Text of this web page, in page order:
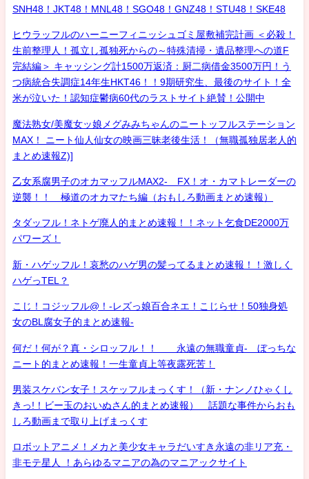
SNH48！JKT48！MNL48！SGO48！GNZ48！STU48！SKE48
ヒウラッフルのハーニーフィニッシュゴミ屋敷補完計画 ＜必殺！
生前整理人！孤立し孤独死からの～特殊清掃・遺品整理への道F
完結編＞ キャッシング計1500万返済：厨二病借金3500万円！う
つ病統合失調症14年生HKT46！！9期研究生、最後のサイト！全
米が泣いた！認知症鬱病60代のラストサイト絶賛！公開中
魔法熟女/美魔女ッ娘メグみみちゃんのニートッフルステーション
MAX！ ニート仙人仙女の映画三昧老後生活！（無職孤独居老人的
まとめ速報Z)]
乙女系腐男子のオカマッフルMAX2- FX！オ・カマトレーダーの
逆襲！！ 極道のオカマたち編（おもしろ動画まとめ速報）
タダッフル！ネトゲ廃人的まとめ速報！！ネット乞食DE2000万
パワーズ！
新・ハゲッフル！哀愁のハゲ男の髪ってるまとめ速報！！激しく
ハゲっTEL？
こじ！コジッフル@！-レズっ娘百合ネエ！こじらせ！50独身処
女のBL腐女子的まとめ速報-
何だ！何が？真・シロッフル！！ 永遠の無職童貞- ぼっちな
ニート的まとめ速報！一生童貞上等夜露死苦！
男装スケバン女子！スケッフルまっくす！（新・ナンノひゃくし
きっ!！ビー玉のおいぬさん的まとめ速報） 話題な事件からおも
しろ動画まで取り上げまっくす
ロボットアニメ！メカと美少女キャラだいすき永遠の非リア充・
非モテ星人 ！あらゆるマニアの為のマニアックサイト